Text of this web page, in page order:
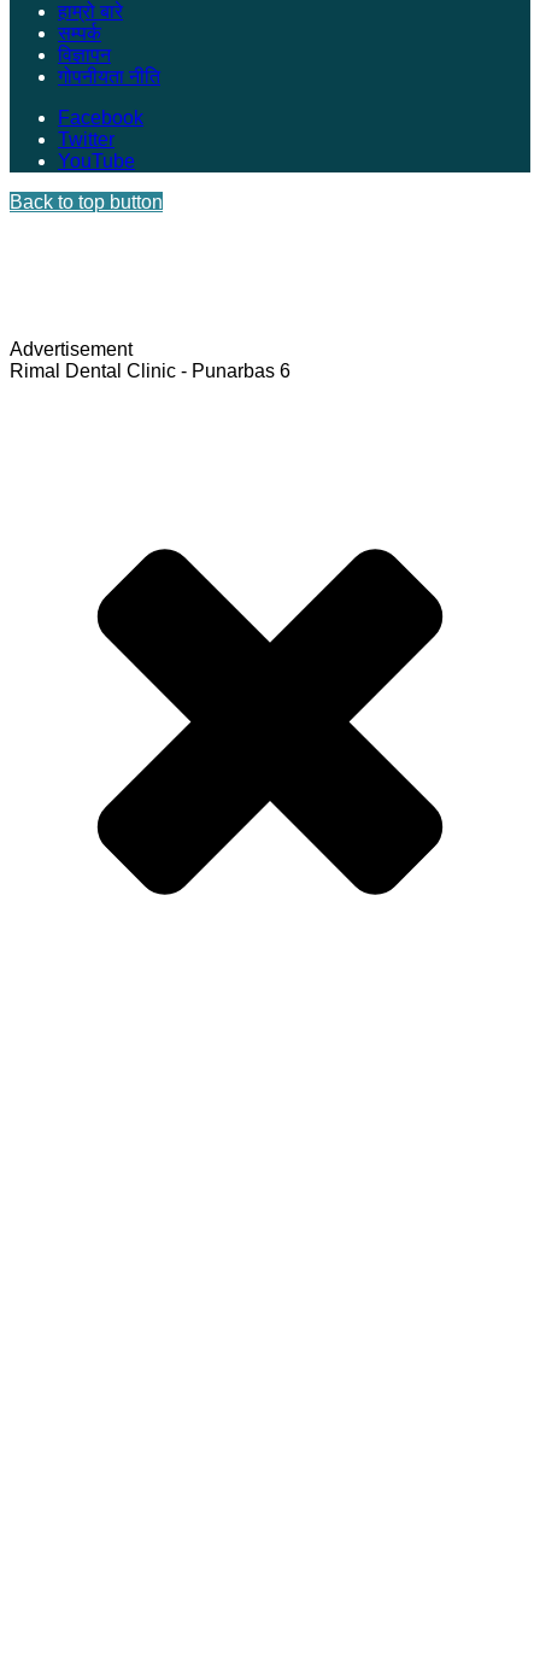
हाम्रो बारे
सम्पर्क
विज्ञापन
गोपनीयता नीति
Facebook
Twitter
YouTube
Back to top button
Advertisement
Rimal Dental Clinic - Punarbas 6